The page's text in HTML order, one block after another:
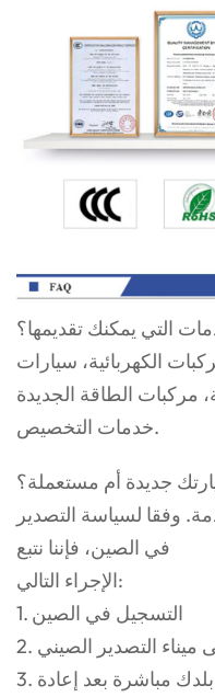
الكهربائية، سيارات
مركبات الطاقة الجديدة
خدمات التخصيص.
وفقا لسياسة التصدير
في الصين، فإننا نتبع
الإجراء التالي:
1. التسجيل في الصين
ميناء التصدير الصيني
3. سيتم تصدير السيارة الجديدة إلى بلدك مباشرة بعد إعادة